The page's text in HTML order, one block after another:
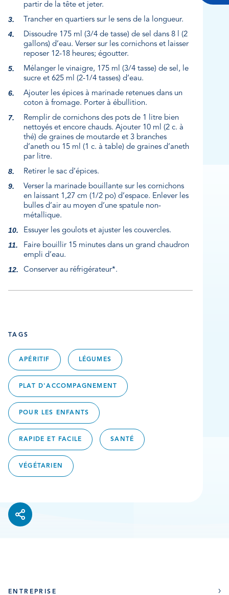
partir de la tête et jeter.
Trancher en quartiers sur le sens de la longueur.
Dissoudre 175 ml (3/4 de tasse) de sel dans 8 l (2
gallons) d’eau. Verser sur les cornichons et laisser
reposer 12-18 heures; égoutter.
Mélanger le vinaigre, 175 ml (3/4 tasse) de sel, le
sucre et 625 ml (2-1/4 tasses) d’eau.
Ajouter les épices à marinade retenues dans un
coton à fromage. Porter à ébullition.
Remplir de cornichons des pots de 1 litre bien
nettoyés et encore chauds. Ajouter 10 ml (2 c. à
thé) de graines de moutarde et 3 branches
d’aneth ou 15 ml (1 c. à table) de graines d’aneth
par litre.
Retirer le sac d’épices.
Verser la marinade bouillante sur les cornichons
en laissant 1,27 cm (1/2 po) d’espace. Enlever les
bulles d’air au moyen d’une spatule non-
métallique.
Essuyer les goulots et ajuster les couvercles.
Faire bouillir 15 minutes dans un grand chaudron
empli d’eau.
Conserver au réfrigérateur*.
TAGS
APÉRITIF LÉGUMES
PLAT D'ACCOMPAGNEMENT
POUR LES ENFANTS
RAPIDE ET FACILE SANTÉ
VÉGÉTARIEN
ENTREPRISE